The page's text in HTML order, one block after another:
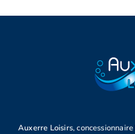
Auxerre Loisirs, concessionnaire